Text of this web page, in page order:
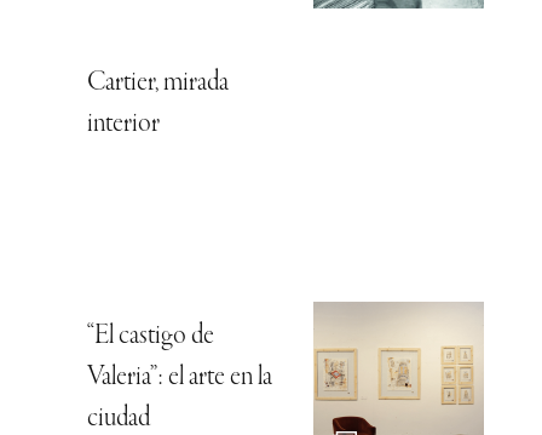
Cartier, mirada
interior
“El castigo de
Valeria”: el arte en la
ciudad